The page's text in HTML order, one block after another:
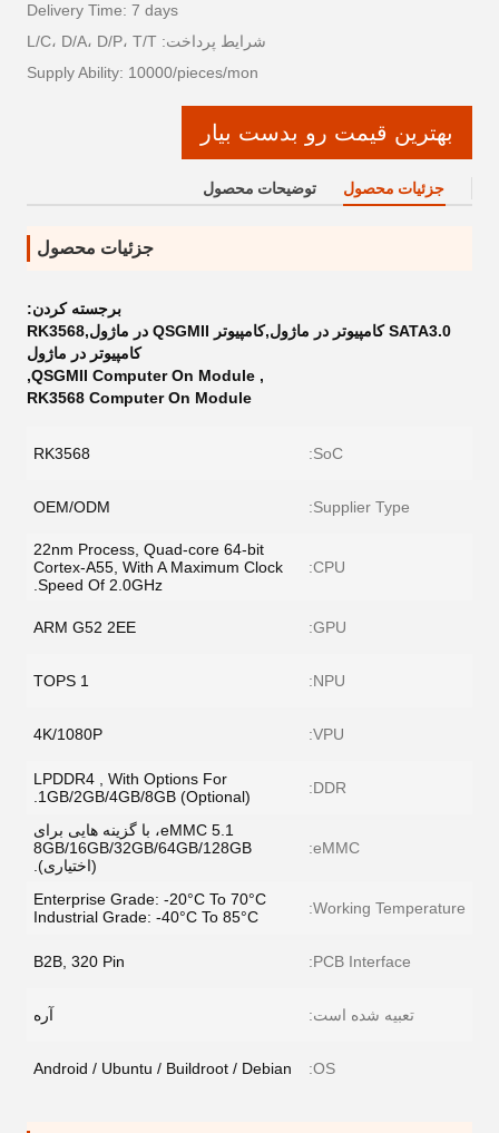
Delivery Time: 7 days
شرایط پرداخت: L/C، D/A، D/P، T/T
Supply Ability: 10000/pieces/mon
بهترین قیمت رو بدست بیار
جزئیات محصول توضیحات محصول
جزئیات محصول
برجسته کردن:
SATA3.0 کامپیوتر در ماژول,کامپیوتر QSGMII در ماژول,RK3568
کامپیوتر در ماژول
,
QSGMII Computer On Module
,
RK3568 Computer On Module
SoC:
RK3568
Supplier Type:
OEM/ODM
CPU:
22nm Process, Quad-core 64-bit
Cortex-A55, With A Maximum Clock
Speed Of 2.0GHz.
GPU:
ARM G52 2EE
NPU:
1 TOPS
VPU:
4K/1080P
DDR:
LPDDR4 , With Options For
1GB/2GB/4GB/8GB (Optional).
eMMC:
eMMC 5.1، با گزینه هایی برای
8GB/16GB/32GB/64GB/128GB
(اختیاری).
Working Temperature:
Enterprise Grade: -20°C To 70°C
Industrial Grade: -40°C To 85°C
PCB Interface:
B2B, 320 Pin
تعبیه شده است: آره
OS:
Android / Ubuntu / Buildroot / Debian